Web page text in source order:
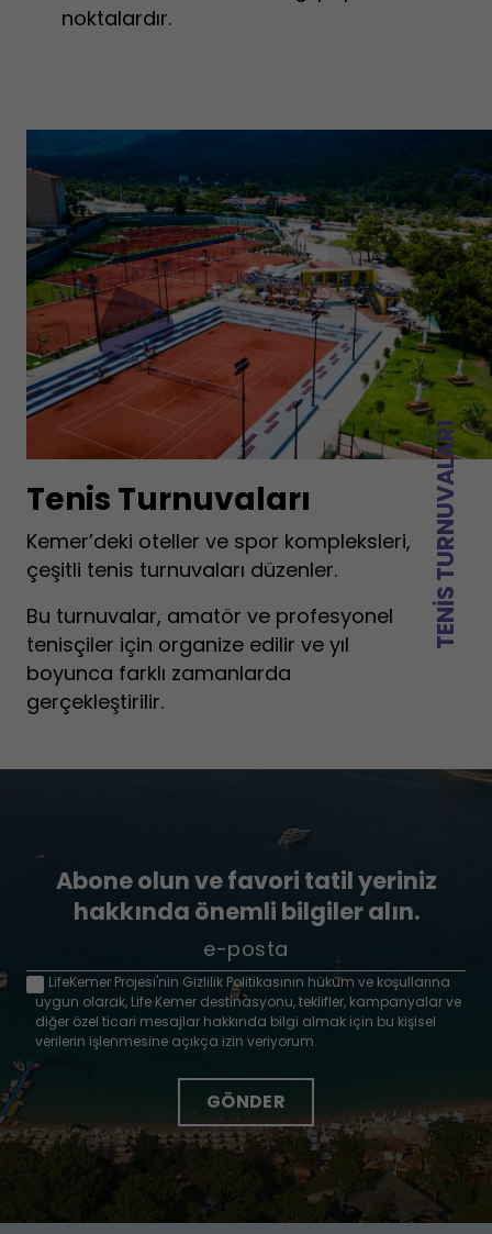
noktalardır.
TENIS TURNUVALARI
Tenis Turnuvaları
Kemer’deki oteller ve spor kompleksleri,
çeşitli tenis turnuvaları düzenler.
Bu turnuvalar, amatör ve profesyonel
tenisçiler için organize edilir ve yıl
boyunca farklı zamanlarda
gerçekleştirilir.
Abone olun ve favori tatil yeriniz
hakkında önemli bilgiler alın.
LifeKemer Projesi'nin Gizlilik Politikasının hüküm ve koşullarına
uygun olarak, Life Kemer destinasyonu, teklifler, kampanyalar ve
diğer özel ticari mesajlar hakkında bilgi almak için bu kişisel
verilerin işlenmesine açıkça izin veriyorum.